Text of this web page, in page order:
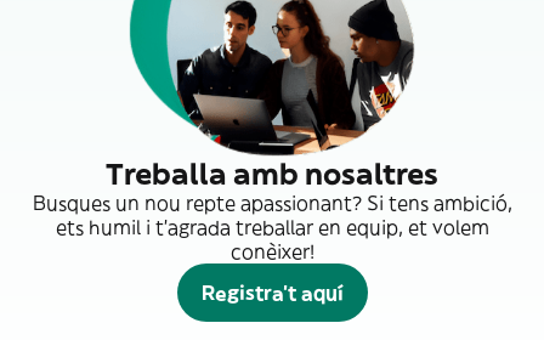
Treballa amb nosaltres
Busques un nou repte apassionant? Si tens ambició,
ets humil i t'agrada treballar en equip, et volem
conèixer!
Registra't aquí